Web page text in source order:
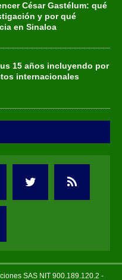
César Gastélum: qué
y por qué
en Sinaloa
15 años incluyendo por
internacionales
SAS NIT 900.189.120.2 -